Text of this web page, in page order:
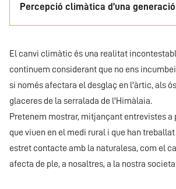
Percepció climàtica d’una generació
El canvi climàtic és una realitat
continuem considerant que no ens
si només afectara el desglaç en l'àrtic, als
glaceres de la serralada de l'Himàlaia.
Pretenem mostrar, mitjançant entrevistes a
que viuen en el medi rural i que han
estret contacte amb la naturalesa, com el
afecta de ple, a nosaltres, a la nostra